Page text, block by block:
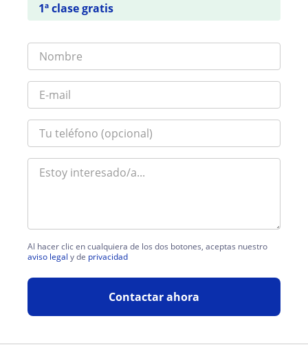
1ª clase gratis
Al hacer clic en cualquiera de los dos botones, aceptas nuestro
aviso legal y de privacidad
Contactar ahora